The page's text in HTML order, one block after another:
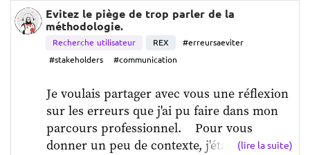
Evitez le piège de trop parler de la
méthodologie.
Recherche utilisateur REX
#erreursaeviter
#stakeholders
#communication
Je voulais partager avec vous une réflexion
sur les erreurs que j'ai pu faire dans mon
parcours professionnel. Pour vous
donner un peu de contexte, j'étais dans une
(lire la suite)